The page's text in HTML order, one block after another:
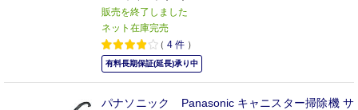
販売を終了しました
ネット在庫完売
（ 4 件 ）
有料長期保証(延長)承り中
パナソニック Panasonic キャニスター掃除機 サ